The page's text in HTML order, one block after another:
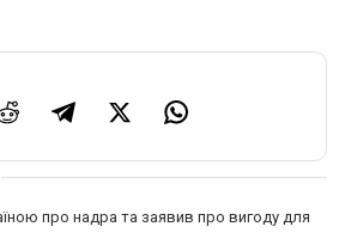
про надра та заявив про вигоду для